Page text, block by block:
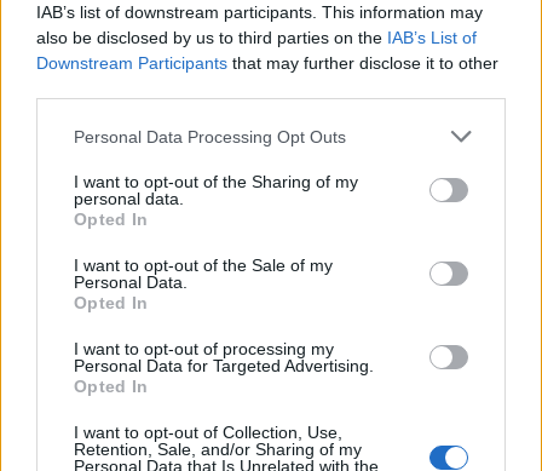
IAB’s list of downstream participants. This information may
also be disclosed by us to third parties on the IAB’s List of
Downstream Participants that may further disclose it to other
Please note that this website/app uses one or more Google
not limited to your visit or usage behaviour. You may click to
grant or deny consent to Google and its third-party tags to
use your data for below specified purposes in below Google
consent section.
Personal Data Processing Opt Outs
I want to opt-out of the Sharing of my
personal data.
Opted In
I want to opt-out of the Sale of my
Personal Data.
Opted In
I want to opt-out of processing my
Personal Data for Targeted Advertising.
Opted In
I want to opt-out of Collection, Use,
Retention, Sale, and/or Sharing of my
Personal Data that Is Unrelated with the
H Βαλέρια Χοψονίδου βάφτισε τον μονάκριβο
γιο της στην Βουλιαγμένη – Φωτογραφίες
09.08.2026